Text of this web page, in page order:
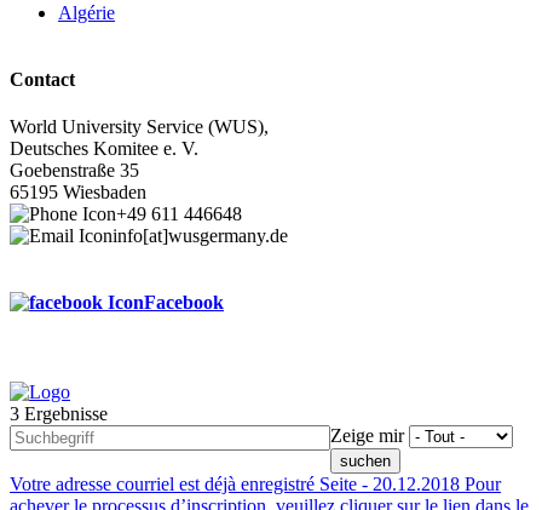
Algérie
Contact
World University Service (WUS),
Deutsches Komitee e. V.
Goebenstraße 35
65195 Wiesbaden
+49 611 446648
info[at]wusgermany.de
Facebook
Footer
menu
3 Ergebnisse
Zeige mir
Votre adresse courriel est déjà enregistré Seite - 20.12.2018 Pour
achever le processus d’inscription, veuillez cliquer sur le lien dans le